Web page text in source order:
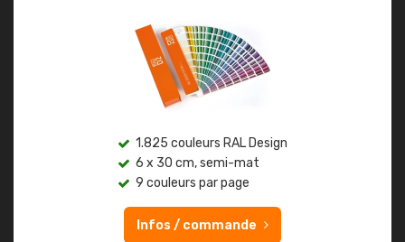
1.825 couleurs RAL Design
6 x 30 cm, semi-mat
9 couleurs par page
Infos / commande